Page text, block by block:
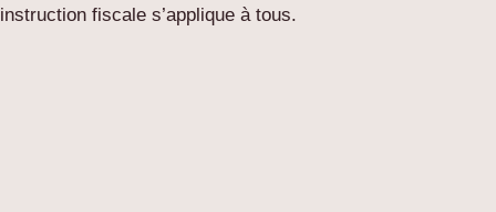
instruction fiscale s’applique à tous.